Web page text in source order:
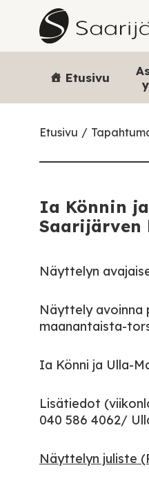
Skip to content
Etusivu
Etusivu
Ia Könnin
Saarijärven
Näyttelyn
Näyttely avoinna
maanantaista-
Ia Könni ja Ulla-
Lisätiedot
040 586 4062/
Näyttelyn juliste